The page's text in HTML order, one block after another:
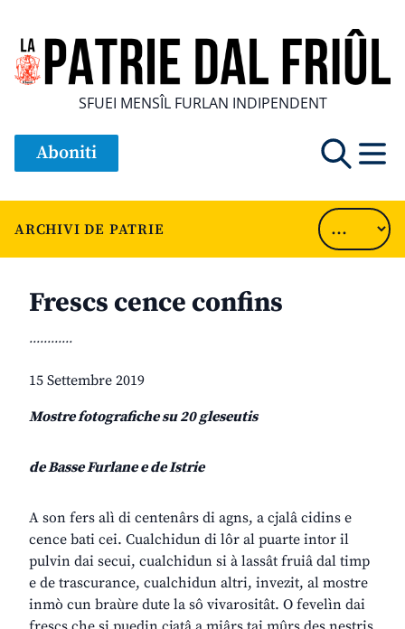
SFUEI MENSÎL FURLAN INDIPENDENT
Aboniti
ARCHIVI DE PATRIE
Frescs cence confins
............
15 Settembre 2019
Mostre fotografiche su 20 gleseutis
de Basse Furlane e de Istrie
A son fers alì di centenârs di agns, a cjalâ cidins e
cence bati cei. Cualchidun di lôr al puarte intor il
pulvin dai secui, cualchidun si à lassât fruiâ dal timp
e de trascurance, cualchidun altri, invezit, al mostre
inmò cun braùre dute la sô vivarositât. O fevelìn dai